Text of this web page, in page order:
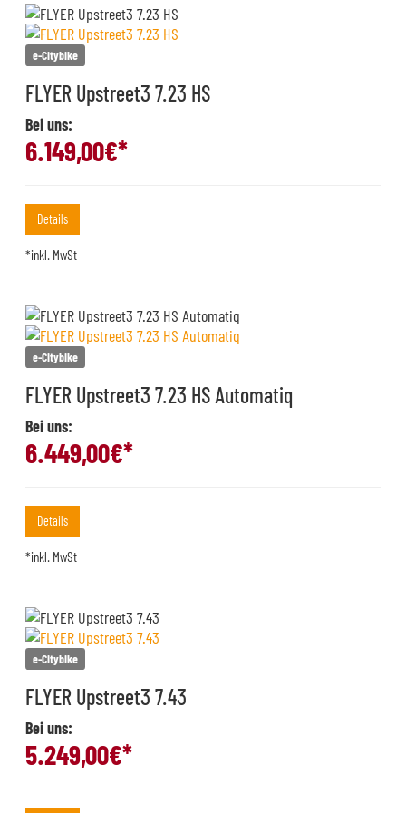
e-Citybike
FLYER Upstreet3 7.23 HS
Bei uns:
6.149,00€*
Details
*inkl. MwSt
e-Citybike
FLYER Upstreet3 7.23 HS Automatiq
Bei uns:
6.449,00€*
Details
*inkl. MwSt
e-Citybike
FLYER Upstreet3 7.43
Bei uns:
5.249,00€*